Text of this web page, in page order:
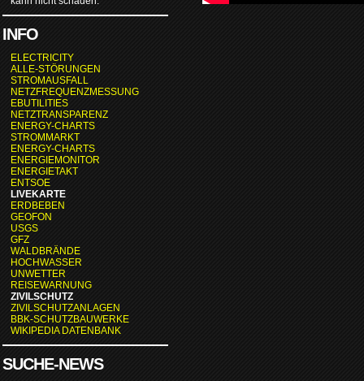
INFO
ELECTRICITY
ALLE-STÖRUNGEN
STROMAUSFALL
NETZFREQUENZMESSUNG
EBUTILITIES
NETZTRANSPARENZ
ENERGY-CHARTS
STROMMARKT
ENERGY-CHARTS
ENERGIEMONITOR
ENERGIETAKT
ENTSOE
LIVEKARTE
ERDBEBEN
GEOFON
USGS
GFZ
WALDBRÄNDE
HOCHWASSER
UNWETTER
REISEWARNUNG
ZIVILSCHUTZ
ZIVILSCHUTZANLAGEN
BBK-SCHUTZBAUWERKE
WIKIPEDIA DATENBANK
SUCHE-NEWS